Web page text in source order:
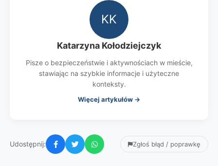
KK
Katarzyna Kołodziejczyk
Pisze o bezpieczeństwie i aktywnościach w mieście,
stawiając na szybkie informacje i użyteczne
konteksty.
Więcej artykułów →
Udostępnij: Zgłoś błąd / poprawkę